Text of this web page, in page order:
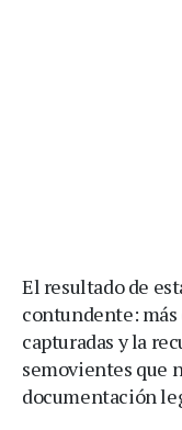
El resultado de
contundente: más
capturadas y la
semovientes que
documentación